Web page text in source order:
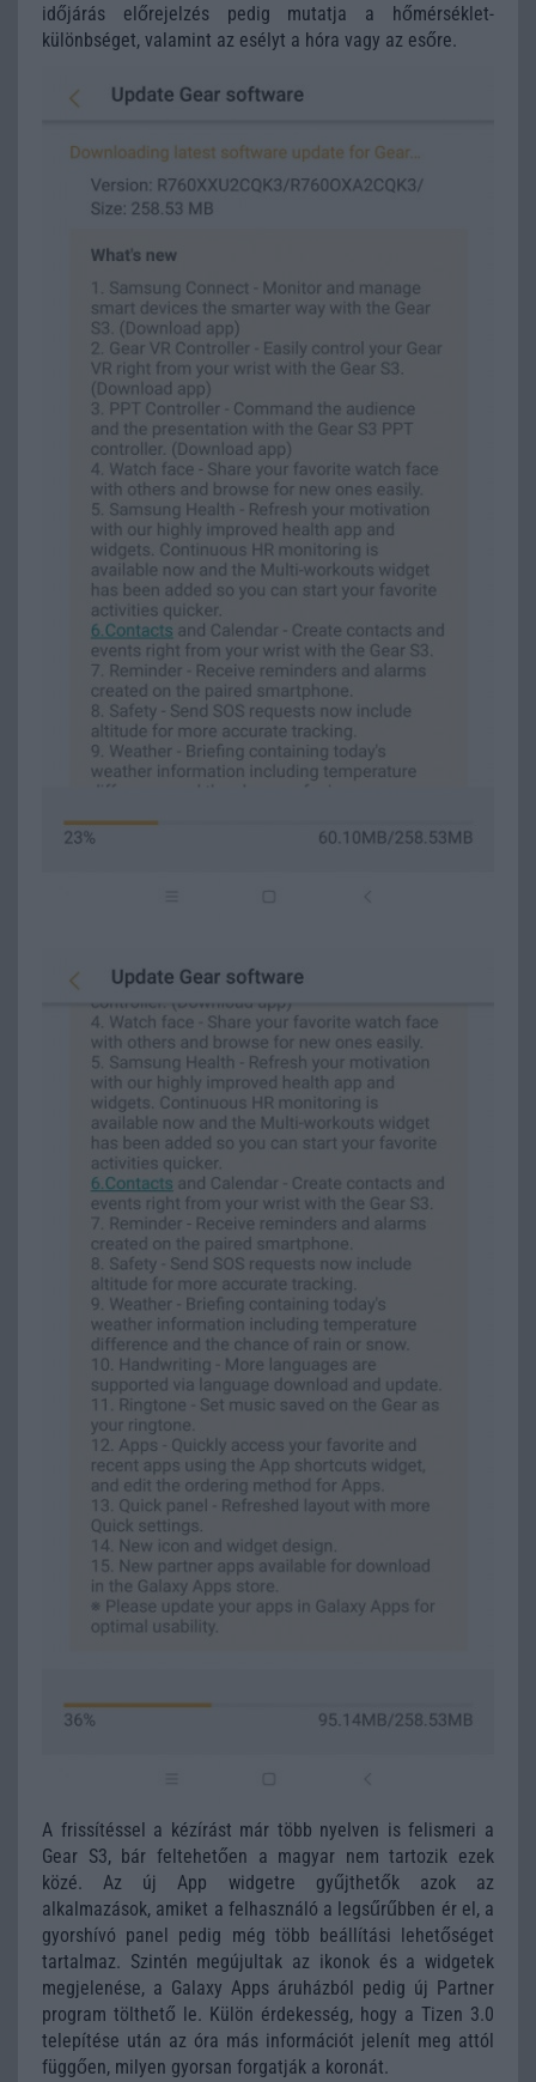
időjárás előrejelzés pedig mutatja a hőmérséklet-
különbséget, valamint az esélyt a hóra vagy az esőre.
A frissítéssel a kézírást már több nyelven is felismeri a
Gear S3, bár feltehetően a magyar nem tartozik ezek
közé. Az új App widgetre gyűjthetők azok az
alkalmazások, amiket a felhasználó a legsűrűbben ér el, a
gyorshívó panel pedig még több beállítási lehetőséget
tartalmaz. Szintén megújultak az ikonok és a widgetek
megjelenése, a Galaxy Apps áruházból pedig új Partner
program tölthető le. Külön érdekesség, hogy a Tizen 3.0
telepítése után az óra más információt jelenít meg attól
függően, milyen gyorsan forgatják a koronát.